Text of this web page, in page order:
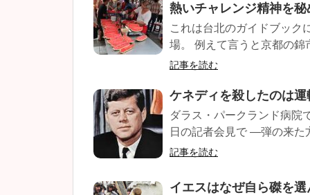
熱いチャレンジ精神を
これは台北のガイドブック
場。 例えて言うと京都の
記事を読む
ケネディを殺したのは運
ダラス・パークランド病院
日の記者会見で ―弾の来
記事を読む
イエスはなぜ自ら磔を